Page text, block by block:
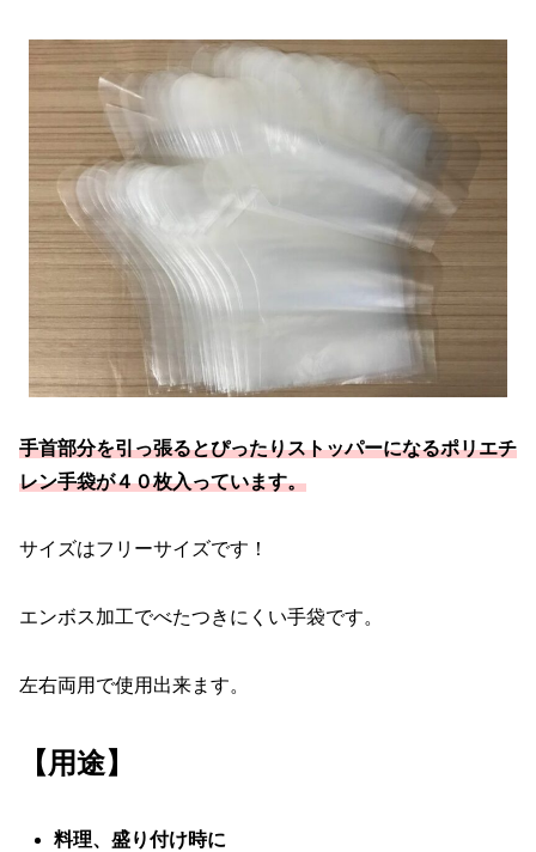
手首部分を引っ張るとぴったりストッパーになるポリエチ
レン手袋が４０枚入っています。
サイズはフリーサイズです！
エンボス加工でべたつきにくい手袋です。
左右両用で使用出来ます。
【用途】
料理、盛り付け時に